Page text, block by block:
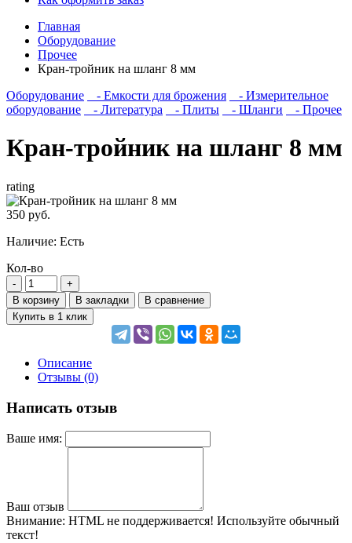
Главная
Оборудование
Прочее
Кран-тройник на шланг 8 мм
Оборудование
- Емкости для брожения
- Измерительное
оборудование
- Литература - Плиты - Шланги - Прочее
Кран-тройник на шланг 8 мм
rating
350 руб.
Наличие: Есть
Кол-во
В корзину В закладки
В сравнение
Купить в 1 клик
Описание
Отзывы (0)
Написать отзыв
Ваше имя:
Ваш отзыв
Внимание: HTML не поддерживается! Используйте обычный
текст!